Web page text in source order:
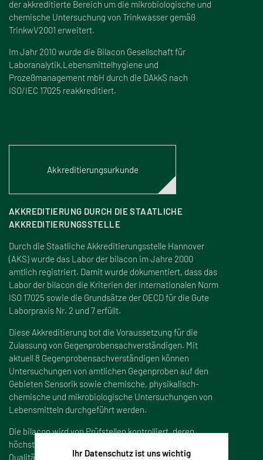
der akkreditierte Bereich um die mikrobiologische und
chemische Untersuchung von Trinkwasser gemäß
TrinkwV2001 erweitert.
Im Jahr 2010 wurde die Bilacon Gesellschaft für
Laboranalytik,Lebensmittelhygiene und
Prozeßmanagement mbH durch die DAkkS nach
ISO/IEC 17025 reakkreditiert.
Akkreditierungsurkunde
AKKREDITIERUNG DURCH DIE STAATLICHE
AKKREDITIERUNGSSTELLE
Durch die Staatliche Akkreditierungsstelle Hannover
(AKS) wurde das Labor der bilacon im Jahre 2000
amtlich registriert. Damit wurde dokumentiert, dass das
Labor der bilacon die Kriterien der internationalen Norm
ISO 17025 sowie die Grundsätze der OECD für die Gute
Laborpraxis Nr. 2 und 7 erfüllt.
Diese Akkreditierung bot die Voraussetzung für die
Zulassung von Gegenprobensachverständigen. Mit
aktuell 8 Gegenprobensachverständigen können
Untersuchungen von amtlichen Gegenproben auf den
Gebieten Sensorik sowie chemische, physikalisch-
chemische und mikrobiologische Untersuchungen von
Lebensmitteln durchgeführt werden.
Die bilacon wird von Prüfstellen kontrolliert, deren
höchstes Ziel die Einhaltung von Sicherheits- und
Qualitätsstandards ist. Zu den Prüfstellen der bilacon
Ihr Datenschutz ist uns wichtig